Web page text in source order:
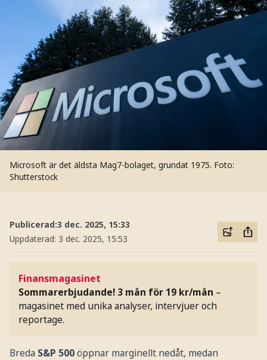
Microsoft är det äldsta Mag7-bolaget, grundat 1975. Foto:
Shutterstock
Publicerad:3 dec. 2025, 15:33
Uppdaterad: 3 dec. 2025, 15:53
Finansmagasinet
Sommarerbjudande! 3 mån för 19 kr/mån –
magasinet med unika analyser, intervjuer och
reportage.
Breda S&P 500öppnar marginellt nedåt, medan